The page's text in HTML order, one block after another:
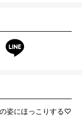
の姿にほっこりする♡